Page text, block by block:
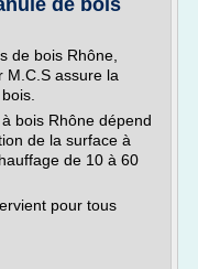
de bois
de bois Rhône,
M.C.S assure la
bois Rhône dépend
de la surface à
de 10 à 60
pour tous